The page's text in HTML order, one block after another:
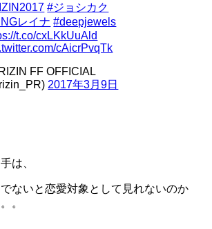
#ジョシカク
レイナ #deepjewels
t.co/cxLKkUuAld
cAicrPvqTk
FF OFFICIAL
2017年3月9日
は、
ないと恋愛対象として見れないのか
。